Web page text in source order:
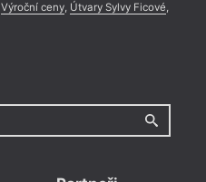
Výroční ceny, Útvary Sylvy Ficové,